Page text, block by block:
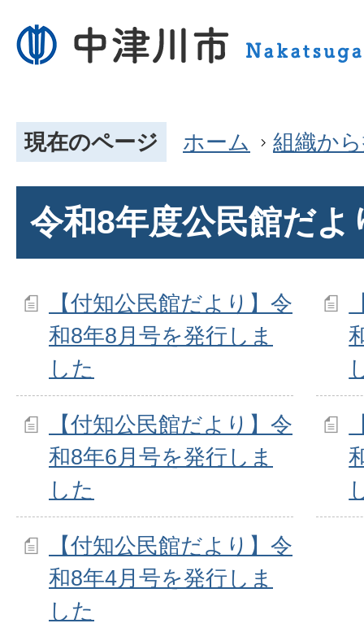
現在のページ ホーム 組織か
令和8年度公民館だよ
【付知公民館だより】令
和8年8月号を発行しま
した
【付知公民館だより】令
和8年6月号を発行しま
した
【付知公民館だより】令
和8年4月号を発行しま
した